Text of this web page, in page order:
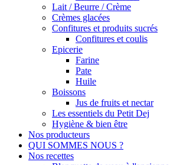
Lait / Beurre / Crème
Crèmes glacées
Confitures et produits sucrés
Confitures et coulis
Epicerie
Farine
Pate
Huile
Boissons
Jus de fruits et nectar
Les essentiels du Petit Dej
Hygiène & bien être
Nos producteurs
QUI SOMMES NOUS ?
Nos recettes